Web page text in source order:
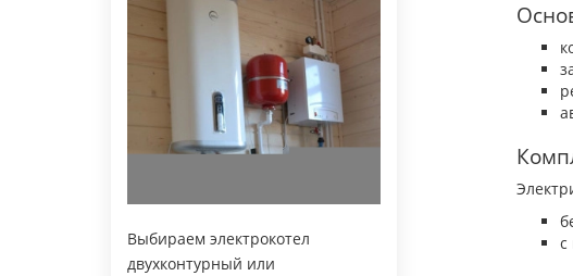
Выбираем электрокотел
двухконтурный или
с